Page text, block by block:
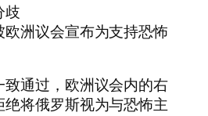
歧
洲议会宣布为支持恐怖
通过，欧洲议会内的右
将俄罗斯视为与恐怖主